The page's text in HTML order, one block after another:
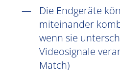
Die Endgeräte
miteinander
wenn sie
Videosignale
Match)